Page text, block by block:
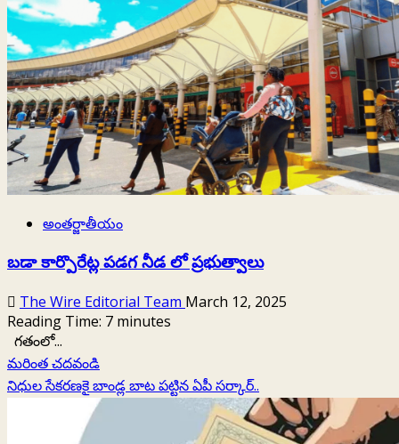
సేదదీరేందుకు
ఆతృతెందుకు
అమాత్య
?
అంతర్జాతీయం
బడా కార్పొరేట్ల పడగ నీడ లో ప్రభుత్వాలు
The Wire Editorial Team March 12, 2025
Reading Time: 7 minutes
గతంలో...
మరింత చదవండిRead
more
about
నిధుల సేకరణకై బాండ్ల బాట పట్టిన ఏపీ సర్కార్‌..